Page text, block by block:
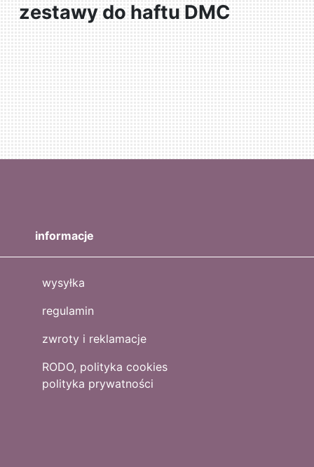
zestawy do haftu DMC
informacje
wysyłka
regulamin
zwroty i reklamacje
RODO, polityka cookies
polityka prywatności